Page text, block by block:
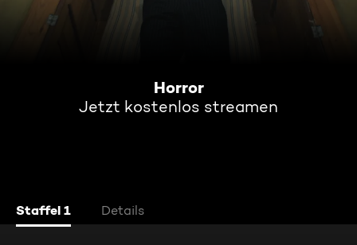
Horror
Jetzt kostenlos streamen
Staffel 1 Details